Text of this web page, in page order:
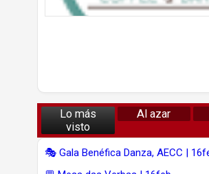
Lo más
visto
Al azar
🎭 Gala Benéfica Danza, AECC |